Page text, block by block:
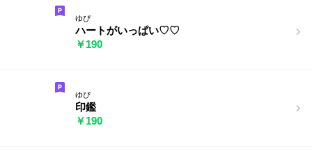
ゆぴ
ハートがいっぱい♡♡
￥190
ゆぴ
印鑑
￥190